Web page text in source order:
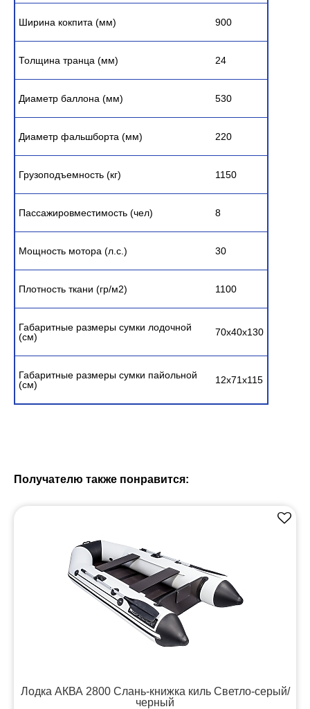
Ширина кокпита (мм) 900
Толщина транца (мм) 24
Диаметр баллона (мм) 530
Диаметр фальшборта (мм) 220
Грузоподъемность (кг) 1150
Пассажировместимость (чел) 8
Мощность мотора (л.с.) 30
Плотность ткани (гр/м2) 1100
Габаритные размеры сумки лодочной
(см)
70х40х130
Габаритные размеры сумки пайольной
(см)
12х71х115
Получателю также понравится:
Лодка АКВА 2800 Слань-книжка киль Светло-серый/
черный